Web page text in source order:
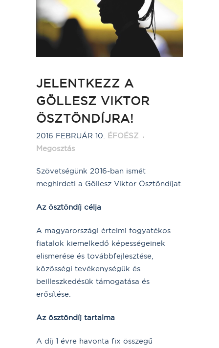
JELENTKEZZ A
GÖLLESZ VIKTOR
ÖSZTÖNDÍJRA!
2016 FEBRUÁR 10. ÉFOÉSZ
Megosztás
Szövetségünk 2016-ban ismét
meghirdeti a Göllesz Viktor Ösztöndíjat.
Az ösztöndíj célja
A magyarországi értelmi fogyatékos
fiatalok kiemelkedő képességeinek
elismerése és továbbfejlesztése,
közösségi tevékenységük és
beilleszkedésük támogatása és
erősítése.
Az ösztöndíj tartalma
A díj 1 évre havonta fix összegű